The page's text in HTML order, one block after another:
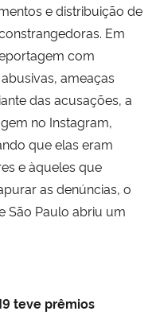
e distribuição de
Em
com
ameaças
das acusações, a
no Instagram,
que elas eram
e àqueles que
as denúncias, o
São Paulo abriu um
teve prêmios